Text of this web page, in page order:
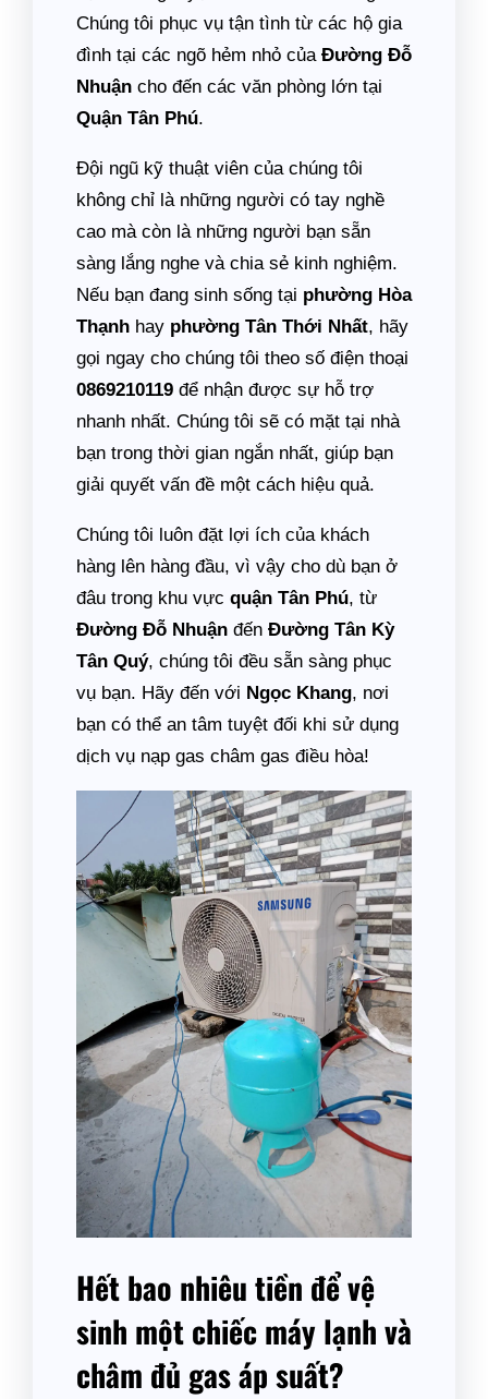
Chúng tôi phục vụ tận tình từ các hộ gia
đình tại các ngõ hẻm nhỏ của Đường Đỗ
Nhuận cho đến các văn phòng lớn tại
Quận Tân Phú.
Đội ngũ kỹ thuật viên của chúng tôi
không chỉ là những người có tay nghề
cao mà còn là những người bạn sẵn
sàng lắng nghe và chia sẻ kinh nghiệm.
Nếu bạn đang sinh sống tại phường Hòa
Thạnh hay phường Tân Thới Nhất, hãy
gọi ngay cho chúng tôi theo số điện thoại
0869210119 để nhận được sự hỗ trợ
nhanh nhất. Chúng tôi sẽ có mặt tại nhà
bạn trong thời gian ngắn nhất, giúp bạn
giải quyết vấn đề một cách hiệu quả.
Chúng tôi luôn đặt lợi ích của khách
hàng lên hàng đầu, vì vậy cho dù bạn ở
đâu trong khu vực quận Tân Phú, từ
Đường Đỗ Nhuận đến Đường Tân Kỳ
Tân Quý, chúng tôi đều sẵn sàng phục
vụ bạn. Hãy đến với Ngọc Khang, nơi
bạn có thể an tâm tuyệt đối khi sử dụng
dịch vụ nạp gas châm gas điều hòa!
Hết bao nhiêu tiền để vệ
sinh một chiếc máy lạnh và
châm đủ gas áp suất?